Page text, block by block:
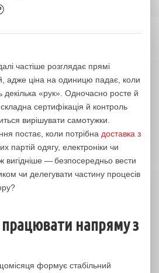
частіше розглядає прямі
адже ціна на одиницю падає, коли
«рук». Одночасно росте й
сертифікація й контроль
вирішувати самотужки.
постає, коли потрібна доставка з
партій одягу, електроніки чи
вигідніше — безпосередньо вести
чи делегувати частину процесів
напряму з
формує стабільний